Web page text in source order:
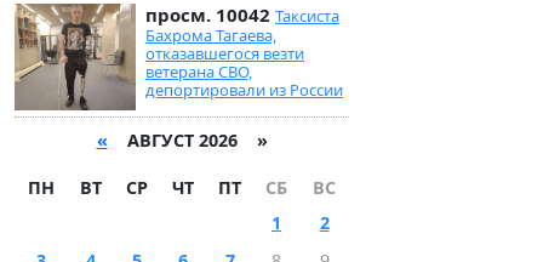
просм. 10042 Таксиста
Бахрома Тагаева,
отказавшегося везти
ветерана СВО,
депортировали из России
« АВГУСТ 2026 »
ПН ВТ СР ЧТ ПТ СБ
ВС
1
2